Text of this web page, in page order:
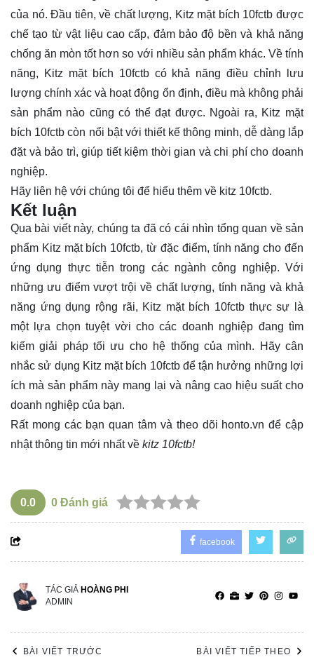
của nó. Đầu tiên, về chất lượng, Kitz mặt bích 10fctb được
chế tạo từ vật liệu cao cấp, đảm bảo độ bền và khả năng
chống ăn mòn tốt hơn so với nhiều sản phẩm khác. Về tính
năng, Kitz mặt bích 10fctb có khả năng điều chỉnh lưu
lượng chính xác và hoạt động ổn định, điều mà không phải
sản phẩm nào cũng có thể đạt được. Ngoài ra, Kitz mặt
bích 10fctb còn nổi bật với thiết kế thông minh, dễ dàng lắp
đặt và bảo trì, giúp tiết kiệm thời gian và chi phí cho doanh
nghiệp.
Hãy liên hệ với chúng tôi để hiểu thêm về kitz 10fctb.
Kết luận
Qua bài viết này, chúng ta đã có cái nhìn tổng quan về sản
phẩm Kitz mặt bích 10fctb, từ đặc điểm, tính năng cho đến
ứng dụng thực tiễn trong các ngành công nghiệp. Với
những ưu điểm vượt trội về chất lượng, tính năng và khả
năng ứng dụng rộng rãi, Kitz mặt bích 10fctb thực sự là
một lựa chọn tuyệt vời cho các doanh nghiệp đang tìm
kiếm giải pháp tối ưu cho hệ thống của mình. Hãy cân
nhắc sử dụng Kitz mặt bích 10fctb để tận hưởng những lợi
ích mà sản phẩm này mang lại và nâng cao hiệu suất cho
doanh nghiệp của bạn.
Rất mong các bạn quan tâm và theo dõi honto.vn để cập
nhật thông tin mới nhất về kitz 10fctb!
0.0 0 Đánh giá
facebook
TÁC GIẢ HOÀNG PHI
ADMIN
BÀI VIẾT TRƯỚC BÀI VIẾT TIẾP THEO